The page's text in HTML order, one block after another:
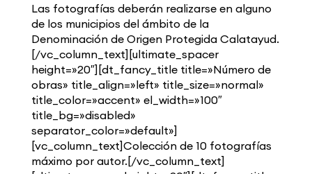
Las fotografías deberán realizarse en alguno
de los municipios del ámbito de la
Denominación de Origen Protegida Calatayud.
[/vc_column_text][ultimate_spacer
height=»20″][dt_fancy_title title=»Número de
obras» title_align=»left» title_size=»normal»
title_color=»accent» el_width=»100″
title_bg=»disabled»
separator_color=»default»]
[vc_column_text]Colección de 10 fotografías
máximo por autor.[/vc_column_text]